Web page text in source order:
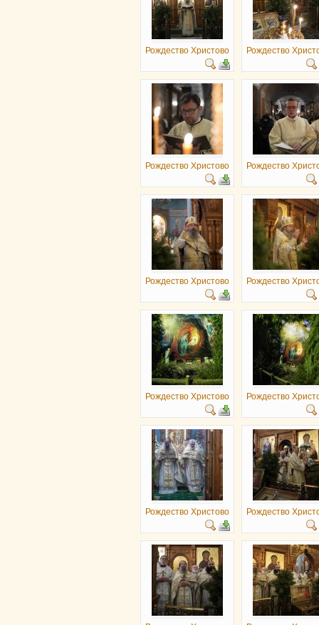
Рождество Христово Рождество
Рождество Христово Рождество
Рождество Христово Рождество
Рождество Христово Рождество
Рождество Христово Рождество